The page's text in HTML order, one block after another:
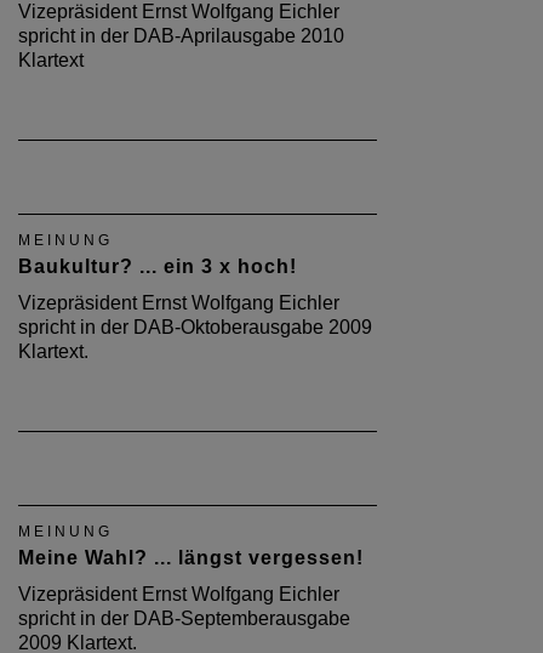
Vizepräsident Ernst Wolfgang Eichler
spricht in der DAB-Aprilausgabe 2010
Klartext
MEINUNG
Baukultur? ... ein 3 x hoch!
Vizepräsident Ernst Wolfgang Eichler
spricht in der DAB-Oktoberausgabe 2009
Klartext.
MEINUNG
Meine Wahl? ... längst vergessen!
Vizepräsident Ernst Wolfgang Eichler
spricht in der DAB-Septemberausgabe
2009 Klartext.